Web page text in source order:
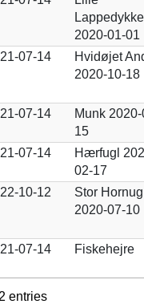
2020-01-01
07-14
Hvidøjet
2020-10-18
07-14
Munk
15
07-14
Hærfugl
02-17
10-12
Stor
2020-07-10
07-14 Fiskehejre
entries